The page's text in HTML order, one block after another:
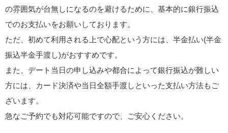
の雰囲気が台無しになるのを避けるために、基本的に銀行振込
でのお支払いをお願いしております。
ただ、初めて利用される上で心配という方には、半金払い(半金
振込半金手渡し)がおすすめです。
また、デート当日の申し込みや都合によって銀行振込が難しい
方には、カード決済や当日全額手渡しといった支払い方法もご
ざいます。
急なご予約でも対応可能ですので、ご安心ください。